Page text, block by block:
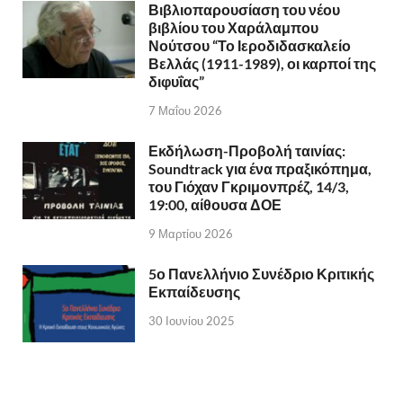
Βιβλιοπαρουσίαση του νέου
βιβλίου του Χαράλαμπου
Νούτσου “Το Ιεροδιδασκαλείο
Βελλάς (1911-1989), οι καρποί της
διφυΐας”
7 Μαΐου 2026
Εκδήλωση-Προβολή ταινίας:
Soundtrack για ένα πραξικόπημα,
του Γιόχαν Γκριμονπρέζ, 14/3,
19:00, αίθουσα ΔΟΕ
9 Μαρτίου 2026
5ο Πανελλήνιο Συνέδριο Κριτικής
Εκπαίδευσης
30 Ιουνίου 2025